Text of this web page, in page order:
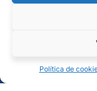
Política de
© 2025 Ayuntamiento de